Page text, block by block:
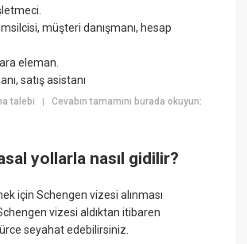
müşteri danışmanı, hesap
eleman.
satış asistanı
talebi |Cevabın tamamını burada okuyun:
yollarla nasıl gidilir?
için Schengen vizesi alınması
vizesi aldıktan itibaren
seyahat edebilirsiniz.